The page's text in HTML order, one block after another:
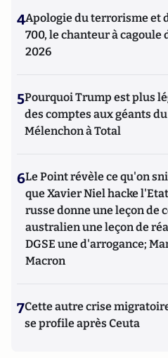
4Apologie du terrorisme et
700, le chanteur à cagoule
2026
5Pourquoi Trump est plus
des comptes aux géants
Mélenchon à Total
6Le Point révèle ce qu'on
que Xavier Niel hacke
russe donne une leçon de
australien une leçon de
DGSE une d'arrogance;
Macron
7Cette autre crise
se profile après Ceuta